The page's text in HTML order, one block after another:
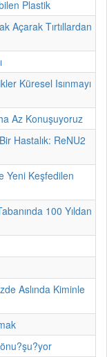
Plastik
Açarak Tırtıllardan
Küresel Isınmayı
Az Konuşuyoruz
Hastalık: ReNU2
Yeni Keşfedilen
100 Yıldan
Aslında Kiminle